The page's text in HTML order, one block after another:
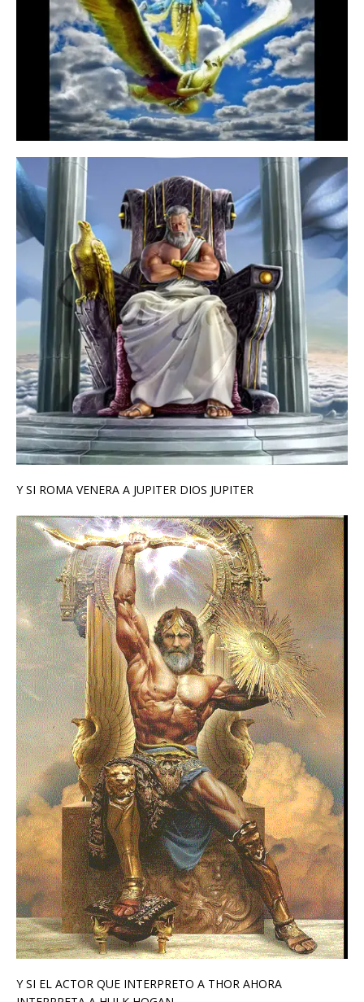
Y SI ROMA VENERA A JUPITER DIOS JUPITER
Y SI EL ACTOR QUE INTERPRETO A THOR AHORA